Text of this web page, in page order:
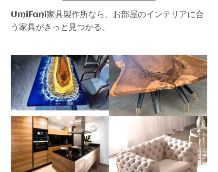
UmiFani家具製作所なら、お部屋のインテリアに合
う家具がきっと見つかる。